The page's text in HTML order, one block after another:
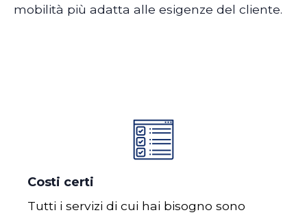
mobilità più adatta alle esigenze del cliente.
Costi certi
Tutti i servizi di cui hai bisogno sono